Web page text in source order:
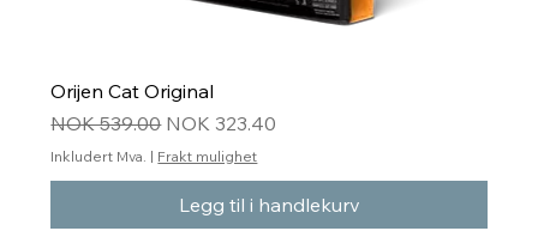
Orijen Cat Original
Vanlig pris
NOK 539.00 Salgspris
NOK 323.40
Inkludert Mva. | Frakt mulighet
Legg til i handlekurv